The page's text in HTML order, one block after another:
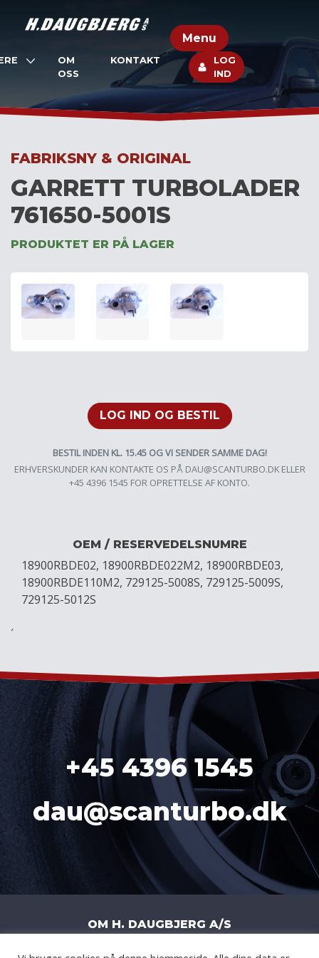
Menu
OM
OSS
KONTAKT
LOG
IND
FABRIKSNY & ORIGINAL
GARRETT TURBOLADER
761650-5001S
PRODUKTET ER PÅ LAGER
LOG IND OG BESTIL
BESTIL INDEN KL. 15.45 OG VI SENDER SAMME DAG!
ERHVERSKUNDER KAN KONTAKTE OS PÅ DAU@SCANTURBO.DKELLER
+45 4396 1545 FOR OPRETTELSE AF KONTO.
OEM / RESERVEDELSNUMRE
18900RBDE02, 18900RBDE022M2, 18900RBDE03,
18900RBDE110M2, 729125-5008S, 729125-5009S,
729125-5012S
´
+45 4396 1545
dau@scanturbo.dk
OM H. DAUGBJERG A/S